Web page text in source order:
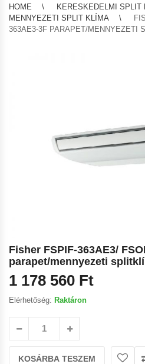
HOME KERESKEDELMI SPLIT
MENNYEZETI SPLIT KLÍMA
363AE3-3F PARAPET/MENNYEZETI
Fisher FSPIF-363AE3/
parapet/mennyezeti
1 178 560 Ft
Elérhetőség: Raktáron
KOSÁRBA TESZEM